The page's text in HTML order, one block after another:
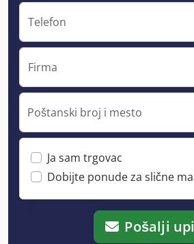
Telefon
Firma
Poštanski broj i mesto
Ja sam trgovac
Dobijte ponude za slične
Pošalji